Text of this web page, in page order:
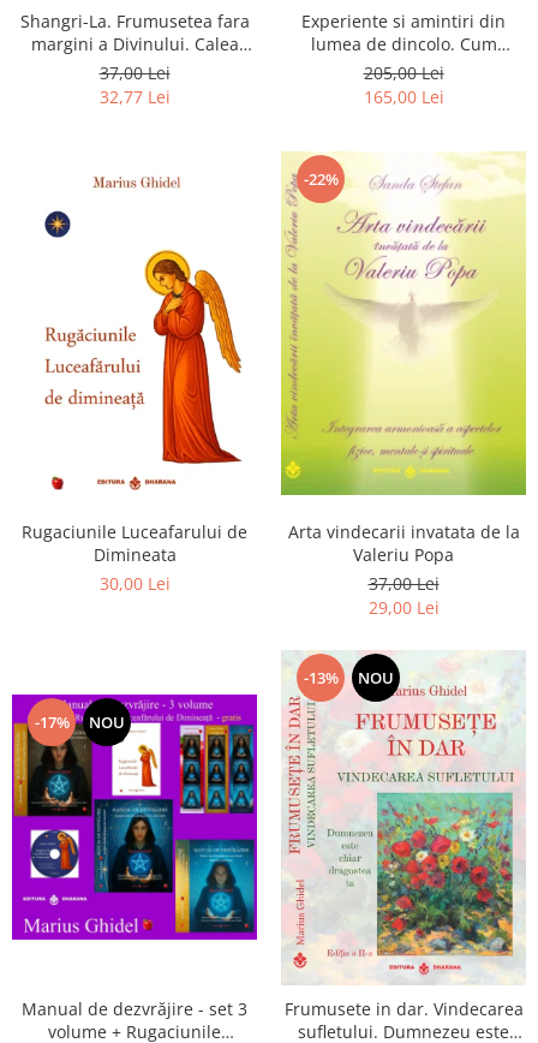
Shangri-La. Frumusetea fara
margini a Divinului. Calea
catre fericire
37,00 Lei
32,77 Lei
Experiente si amintiri din
lumea de dincolo. Cum
obtinem puteri
extrasenzoriale - cu exercitii
205,00 Lei
165,00 Lei
Rugaciunile Luceafarului de
Dimineata
30,00 Lei
-22%
Arta vindecarii invatata de la
Valeriu Popa
37,00 Lei
29,00 Lei
-17% NOU
Manual de dezvrăjire - set 3
volume + Rugaciunile
-13% NOU
Frumusete in dar. Vindecarea
sufletului. Dumnezeu este